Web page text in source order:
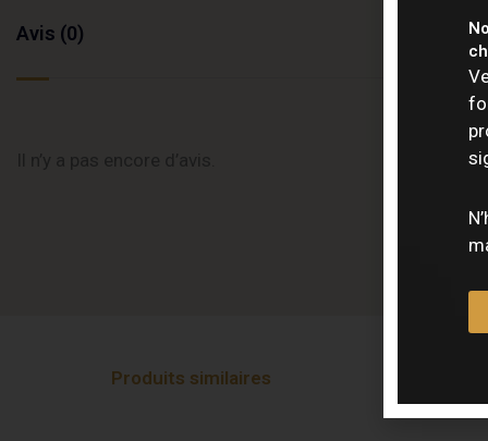
Avis (0)
Produits similaires